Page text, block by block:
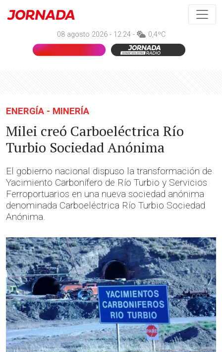
08 agosto 2026 - 12:24 - 0,4ºC
ENERGÍA - MINERÍA
Milei creó Carboeléctrica Río
Turbio Sociedad Anónima
El gobierno nacional dispuso la transformación de
Yacimiento Carbonífero de Río Turbio y Servicios
Ferroportuarios en una nueva sociedad anónima
denominada Carboeléctrica Río Turbio Sociedad
Anónima.